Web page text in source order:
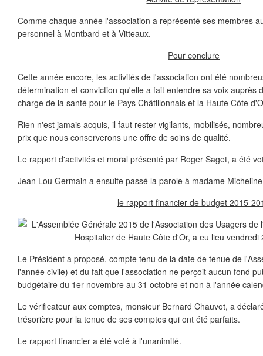
Comme chaque année l'association a représenté ses membres
personnel à Montbard et à Vitteaux.
Pour conclure
Cette année encore, les activités de l'association ont été
détermination et conviction qu'elle a fait entendre sa voix auprès
charge de la santé pour le Pays Châtillonnais et la Haute Côte
Rien n'est jamais acquis, il faut rester vigilants, mobilisés,
prix que nous conserverons une offre de soins de qualité.
Le rapport d'activités et moral présenté par Roger Saget, a été
Jean Lou Germain a ensuite passé la parole à madame
le rapport financier de budget 2015-
Le Président a proposé, compte tenu de la date de tenue de
l'année civile) et du fait que l'association ne perçoit aucun fond
budgétaire du 1er novembre au 31 octobre et non à l'année
Le vérificateur aux comptes, monsieur Bernard Chauvot, a
trésorière pour la tenue de ses comptes qui ont été parfaits.
Le rapport financier a été voté à l'unanimité.